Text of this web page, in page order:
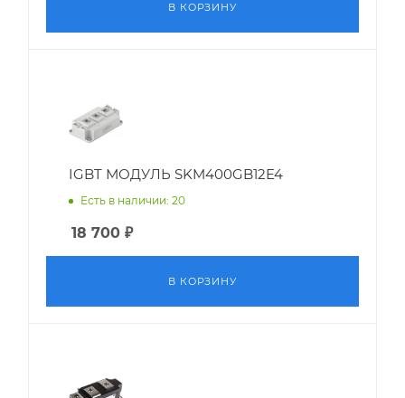
В КОРЗИНУ
IGBT МОДУЛЬ SKM400GB12E4
Есть в наличии: 20
18 700 ₽
В КОРЗИНУ